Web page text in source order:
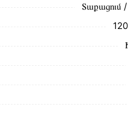
Տաքացում /